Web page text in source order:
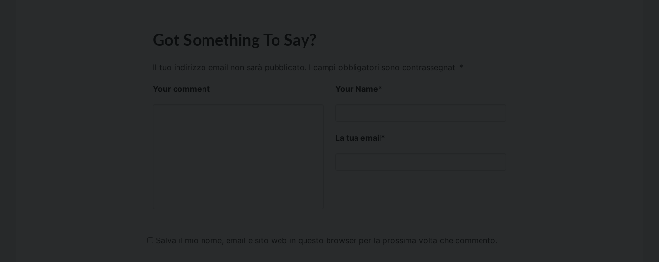
Got Something To Say?
Il tuo indirizzo email non sarà pubblicato. I campi obbligatori sono contrassegnati *
Your comment Your Name*
La tua email*
Salva il mio nome, email e sito web in questo browser per la prossima volta che commento.